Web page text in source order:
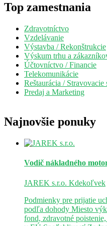
Top zamestnania
Zdravotníctvo
Vzdelávanie
Výstavba / Rekonštrukcie
Výskum trhu a
Účtovníctvo / Financie
Telekomunikácie
Reštaurácia / Stravovacie
Predaj a Marketing
Najnovšie ponuky
Vodič nákladného
JAREK s.r.o. Kdekoľvek
Podmienky pre prijatie
podľa dohody Miesto
fond, zdravotné